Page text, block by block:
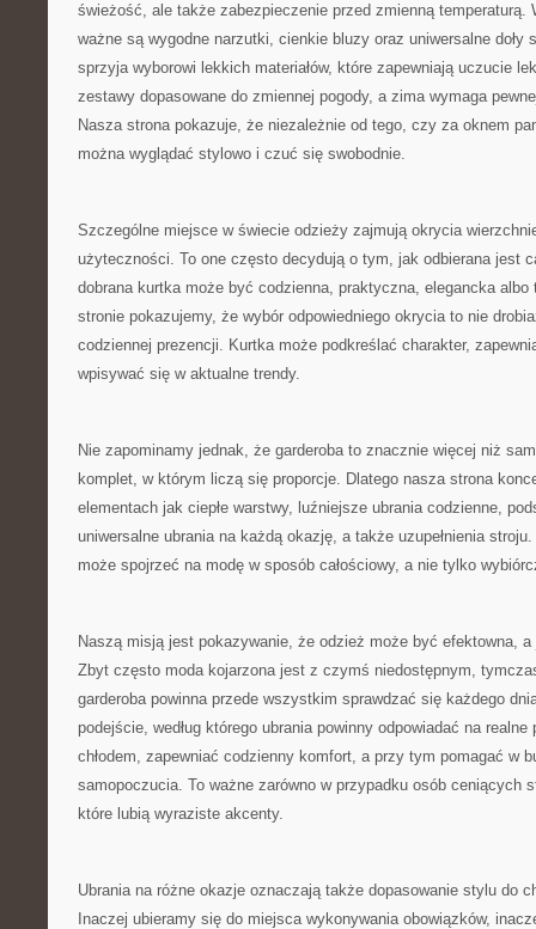
świeżość, ale także zabezpieczenie przed zmienną temperaturą.
ważne są wygodne narzutki, cienkie bluzy oraz uniwersalne doły
sprzyja wyborowi lekkich materiałów, które zapewniają uczucie
zestawy dopasowane do zmiennej pogody, a zima wymaga
Nasza strona pokazuje, że niezależnie od tego, czy za oknem
można wyglądać stylowo i czuć się swobodnie.
Szczególne miejsce w świecie odzieży zajmują okrycia
użyteczności. To one często decydują o tym, jak odbierana jest
dobrana kurtka może być codzienna, praktyczna, elegancka albo
stronie pokazujemy, że wybór odpowiedniego okrycia to nie
codziennej prezencji. Kurtka może podkreślać charakter,
wpisywać się w aktualne trendy.
Nie zapominamy jednak, że garderoba to znacznie więcej niż
komplet, w którym liczą się proporcje. Dlatego nasza strona
elementach jak ciepłe warstwy, luźniejsze ubrania codzienne,
uniwersalne ubrania na każdą okazję, a także uzupełnienia
może spojrzeć na modę w sposób całościowy, a nie tylko
Naszą misją jest pokazywanie, że odzież może być efektowna,
Zbyt często moda kojarzona jest z czymś niedostępnym,
garderoba powinna przede wszystkim sprawdzać się każdego
podejście, według którego ubrania powinny odpowiadać na
chłodem, zapewniać codzienny komfort, a przy tym pomagać w
samopoczucia. To ważne zarówno w przypadku osób ceniących
które lubią wyraziste akcenty.
Ubrania na różne okazje oznaczają także dopasowanie stylu do
Inaczej ubieramy się do miejsca wykonywania obowiązków,